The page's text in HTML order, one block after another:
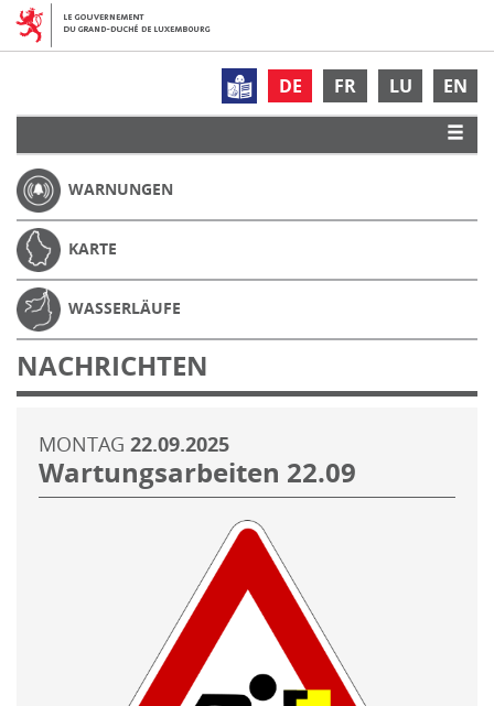
DE FR LU EN
WARNUNGEN
KARTE
WASSERLÄUFE
NACHRICHTEN
MONTAG 22.09.2025
Wartungsarbeiten 22.09